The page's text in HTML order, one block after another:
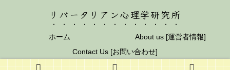
リバータリアン心理学研究所
ホーム
About us [運営者情報]
Contact Us [お問い合わせ]